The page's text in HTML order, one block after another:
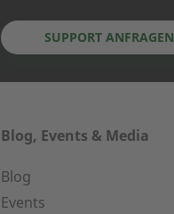
SUPPORT ANFRAGEN
Blog, Events & Media
Blog
Events